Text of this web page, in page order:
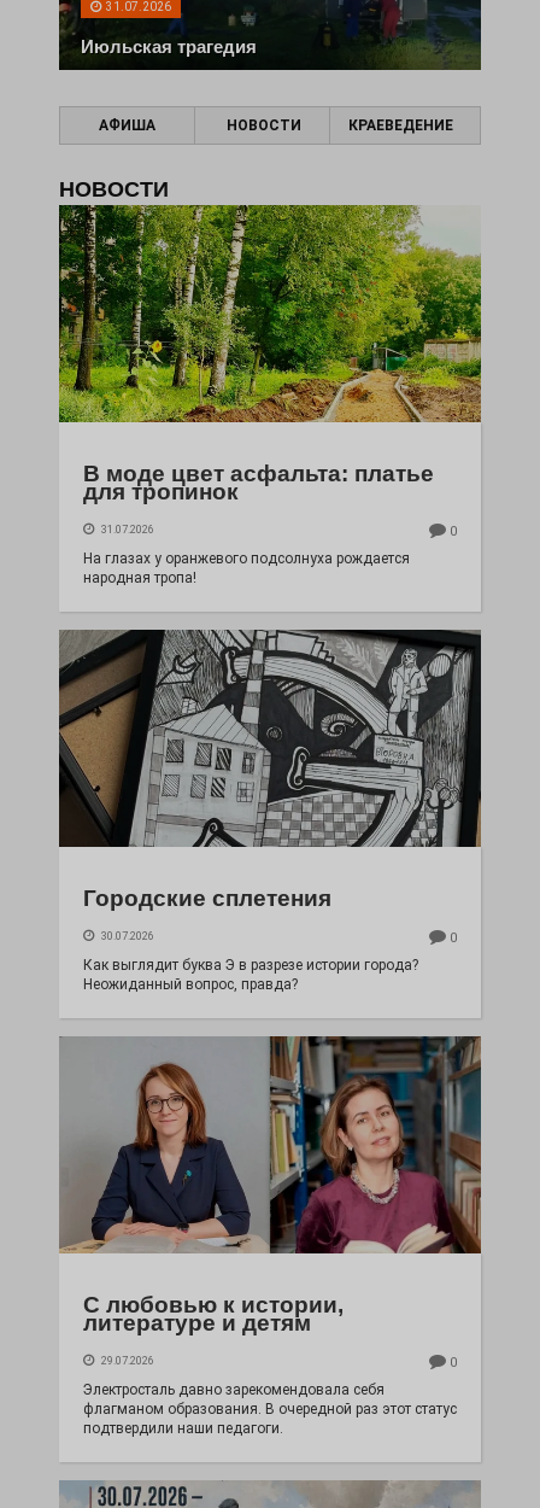
31.07.2026
Июльская трагедия
АФИША НОВОСТИ КРАЕВЕДЕНИЕ
НОВОСТИ
В моде цвет асфальта: платье
для тропинок
31.07.2026 0
На глазах у оранжевого подсолнуха рождается
народная тропа!
Городские сплетения
30.07.2026 0
Как выглядит буква Э в разрезе истории города?
Неожиданный вопрос, правда?
С любовью к истории,
литературе и детям
29.07.2026 0
Электросталь давно зарекомендовала себя
флагманом образования. В очередной раз этот статус
подтвердили наши педагоги.